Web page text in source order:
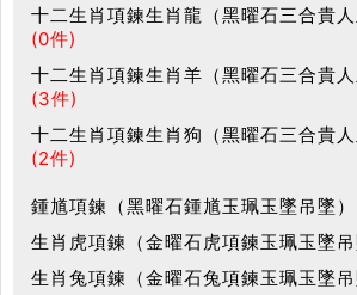
十二生肖項鍊生肖龍（黑曜石三合貴人
(0件)
十二生肖項鍊生肖羊（黑曜石三合貴人
(3件)
十二生肖項鍊生肖狗（黑曜石三合貴人
(2件)
鍾馗項鍊（黑曜石鍾馗玉珮玉墜吊墜）
生肖虎項鍊（金曜石虎項鍊玉珮玉墜吊
生肖兔項鍊（金曜石兔項鍊玉珮玉墜吊